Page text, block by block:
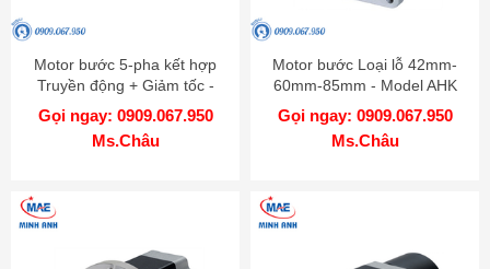
Motor bước 5-pha kết hợp
Truyền động + Giảm tốc -
Model AK-GB
Gọi ngay: 0909.067.950
Ms.Châu
Motor bước Loại lỗ 42mm-
60mm-85mm - Model AHK
Gọi ngay: 0909.067.950
Ms.Châu